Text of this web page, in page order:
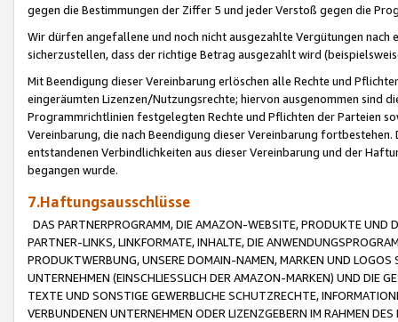
gegen die Bestimmungen der Ziffer 5 und jeder Verstoß gegen die
Wir dürfen angefallene und noch nicht ausgezahlte Vergütungen
sicherzustellen, dass der richtige Betrag ausgezahlt wird
Mit Beendigung dieser Vereinbarung erlöschen alle Rechte und
eingeräumten Lizenzen/Nutzungsrechte; hiervon ausgenommen sind
Programmrichtlinien festgelegten Rechte und Pflichten der Parteien
Vereinbarung, die nach Beendigung dieser Vereinbarung
entstandenen Verbindlichkeiten aus dieser Vereinbarung und der
begangen wurde.
7.Haftungsausschlüsse
DAS PARTNERPROGRAMM, DIE AMAZON-WEBSITE, PRODUKTE UND
PARTNER-LINKS, LINKFORMATE, INHALTE, DIE
PRODUKTWERBUNG, UNSERE DOMAIN-NAMEN, MARKEN UND
UNTERNEHMEN (EINSCHLIESSLICH DER AMAZON-MARKEN) UND DIE
TEXTE UND SONSTIGE GEWERBLICHE SCHUTZRECHTE,
VERBUNDENEN UNTERNEHMEN ODER LIZENZGEBERN IM RAHMEN